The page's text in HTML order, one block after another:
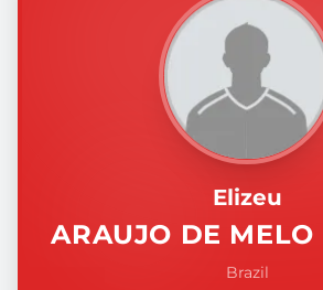
Elizeu
ARAUJO DE MELO
Brazil